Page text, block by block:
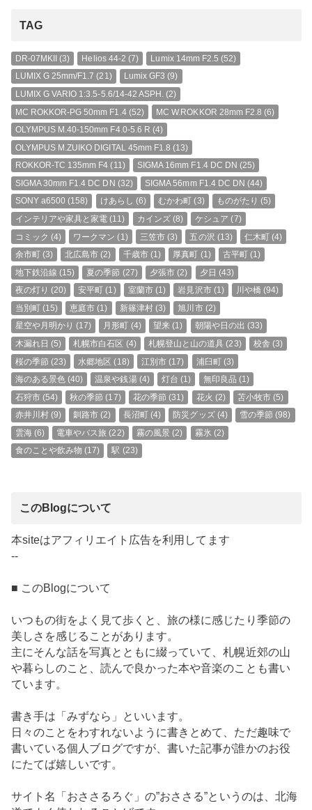
TAG
DR-07MKII(3) Helios 44-2 (7) Lumix 14mm F2.5 (52)
LUMIX G 25mm/F1.7 (21) Lumix GF3 (9)
LUMIX G VARIO 1:3.5-5.6/14-42 ASPH. (2)
MC ROKKOR-PG 50mm F1.4(52) MC W.ROKKOR 28mm F2.8 (6)
OLYMPUS M.40-150mm F4.0-5.6 R (4)
OLYMPUS M.ZUIKO DIGITAL 45mm F1.8 (13)
ROKKOR-TC 135mm F4 (11) SIGMA 16mm F1.4 DC DN (25)
SIGMA 30mm F1.4 DC DN (32) SIGMA 56mm F1.4 DC DN (44)
SONY a6500 (158) けあらし (6) むかわ町 (3) ものがたり (5)
インテリアや家具と家電 (11) カインズ(8) ケシュア (7)
コミック (4) ワークマン (1) 三笠市 (3) 五の沢 (13) 仁木町 (4)
余市町(3) 北広島市 (2) 千歳市(1) 厚真町 (1) 古平町 (1)
地下鉄沿線 (15) 夏の季節 (27) 夕張市 (2) 夕日 (43)
夜の灯り (20) 安平町 (1) 室蘭市(1) 岩見沢市(1) 川や橋 (94)
当別町(15) 恵庭市 (1) 新篠津村(3) 旭川市(2)
星空や月明かり (17) 月形町 (4) 望来 (1) 朝陽や日の出 (33)
木漏れ日 (5) 札幌市白石区 (4) 札幌登山と山の道具 (23) 校舎 (3)
桜の季節 (23) 水郷地区 (18) 江別市 (17) 浦臼町(3)
海のある景色(40) 温泉や銭湯(4) 灯台 (1) 無印良品 (1)
石狩市(54) 秋の季節 (17) 花の季節 (31) 花火 (2) 苫小牧市 (5)
赤井川村(9) 釧路市 (2) 長沼町(4) 防災グッズ(4) 雪の季節 (98)
雲海(6) 電車やバス旅 (22) 霧の風景 (2) 霧氷 (2)
食のことや飲み物 (17) 駅 (23)
このBlogについて
本siteはアフィリエイト広告を利用してます
--
■ このBlogについて
いつもの街をよく見て歩くと、旅の様に感じたり季節の
美しさを感じることがあります。
主にそんな話を写真とともに綴っていて、札幌近郊の山
や暮らしのこと、読んで良かった本や音楽のことも書い
ています。
書き手は「みずなら」といいます。
日々のことをわすれないように書きとめて、ただ趣味で
書いている個人ブログですが、書いた記事が誰かのお役
にたてば嬉しいです。
サイト名「おささるろぐ」の”おささる”というのは、北海